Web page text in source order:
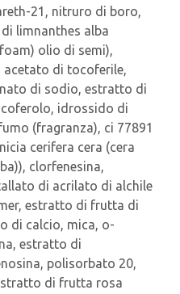
21, nitruro di boro,
limnanthes alba
olio di semi),
di tocoferile,
di sodio, estratto di
idrossido di
(fragranza), ci 77891
cerifera cera (cera
clorfenesina,
di acrilato di alchile
estratto di frutta di
di calcio, mica, o-
estratto di
polisorbato 20,
di frutta rosa